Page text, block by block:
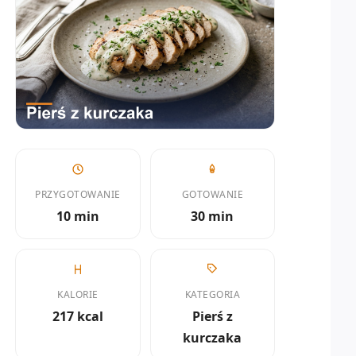
PRZYGOTOWANIE
10 min
GOTOWANIE
30 min
KALORIE
217 kcal
KATEGORIA
Pierś z
kurczaka